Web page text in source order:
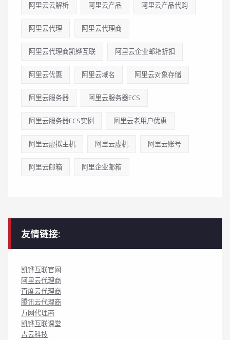
阿里云云解析 阿里云产品 阿里云产品代购
阿里云代理 阿里云代理商
阿里云代理商凯铧互联 阿里云企业邮箱折扣
阿里云优惠 阿里云域名 阿里云对象存储
阿里云服务器 阿里云服务器ECS
阿里云服务器ECS实例 阿里云老用户优惠
阿里云虚拟主机 阿里云虚机 阿里云账号
阿里云邮箱 阿里企业邮箱
友情链接:
凯铧互联官网
阿里云代理商
百度云代理商
腾讯云代理商
万网代理商
凯铧互联课堂
吉云科技